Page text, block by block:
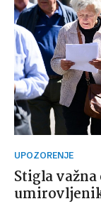
UPOZORENJE
Stigla